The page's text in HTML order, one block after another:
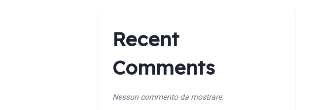
Recent
Comments
Nessun commento da mostrare.